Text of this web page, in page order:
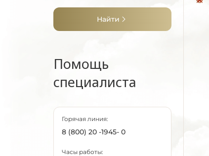
Найти
Помощь
специалиста
Горячая линия:
8 (800) 20 -1945- 0
Часы работы: